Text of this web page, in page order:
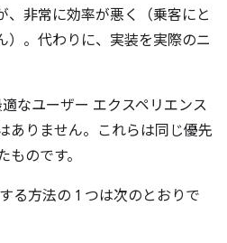
、非常に効率が悪く（乗客にと
）。代わりに、実装を実際のニ
なユーザー エクスペリエンス
ありません。これらは同じ優先
のです。
る方法の 1 つは次のとおりで